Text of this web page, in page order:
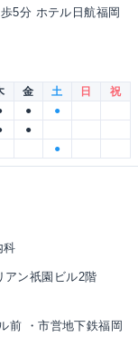
5分 ホテル日航福岡
金 土 日
祝
●
●
●
●
科
アン祇園ビル2階
前 ・市営地下鉄福岡